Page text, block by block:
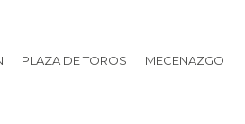
PLAZA DE TOROS MECENAZGO